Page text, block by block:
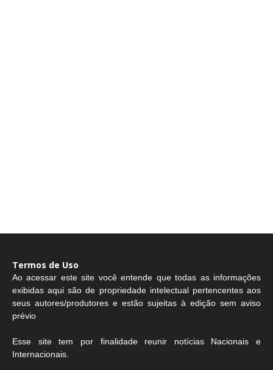
Termos de Uso
Ao acessar este site você entende que todas as informações
exibidas aqui são de propriedade intelectual pertencentes aos
seus autores/produtores e estão sujeitas à edição sem aviso
prévio
Esse site tem por finalidade reunir notícias Nacionais e
Internacionais.